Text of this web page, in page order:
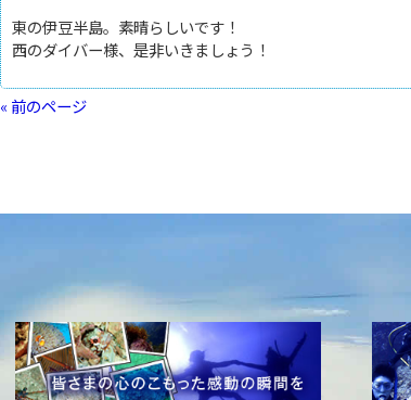
東の伊豆半島。素晴らしいです！
西のダイバー様、是非いきましょう！
« 前のページ